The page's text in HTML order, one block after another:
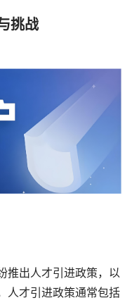
挑战
推出人才引进政策，以
人才引进政策通常包括